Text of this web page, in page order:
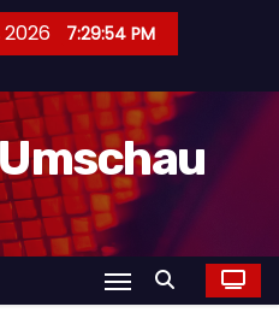
2026 7:29:55 PM